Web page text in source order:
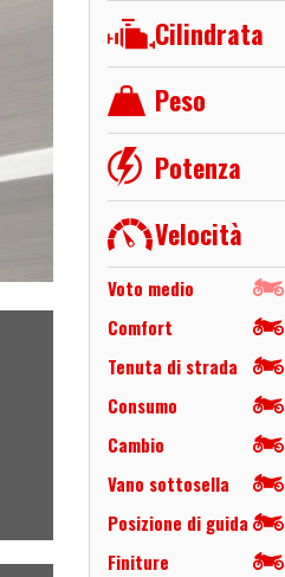
Cilindrata
Peso
Potenza
Velocità
Voto medio
Comfort
Tenuta di strada
Consumo
Cambio
Vano sottosella
Posizione di guida
Finiture